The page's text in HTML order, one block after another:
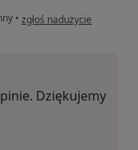
• w opinii użytkownika
zgłoś nadużycie
Dziękujemy